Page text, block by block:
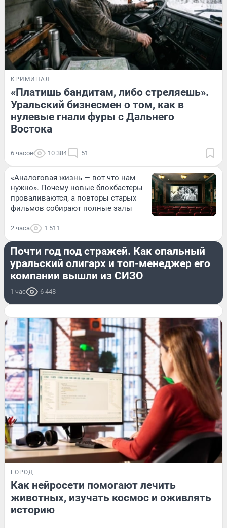
КРИМИНАЛ
«Платишь бандитам, либо стреляешь».
Уральский бизнесмен о том, как в
нулевые гнали фуры с Дальнего
Востока
6 часов 10 384 51
«Аналоговая жизнь — вот что нам
нужно». Почему новые блокбастеры
проваливаются, а повторы старых
фильмов собирают полные залы
2 часа 1 511
КРИМИНАЛ
Почти год под стражей. Как опальный
уральский олигарх и топ-менеджер его
компании вышли из СИЗО
1 час 6 448
ГОРОД
Как нейросети помогают лечить
животных, изучать космос и оживлять
историю